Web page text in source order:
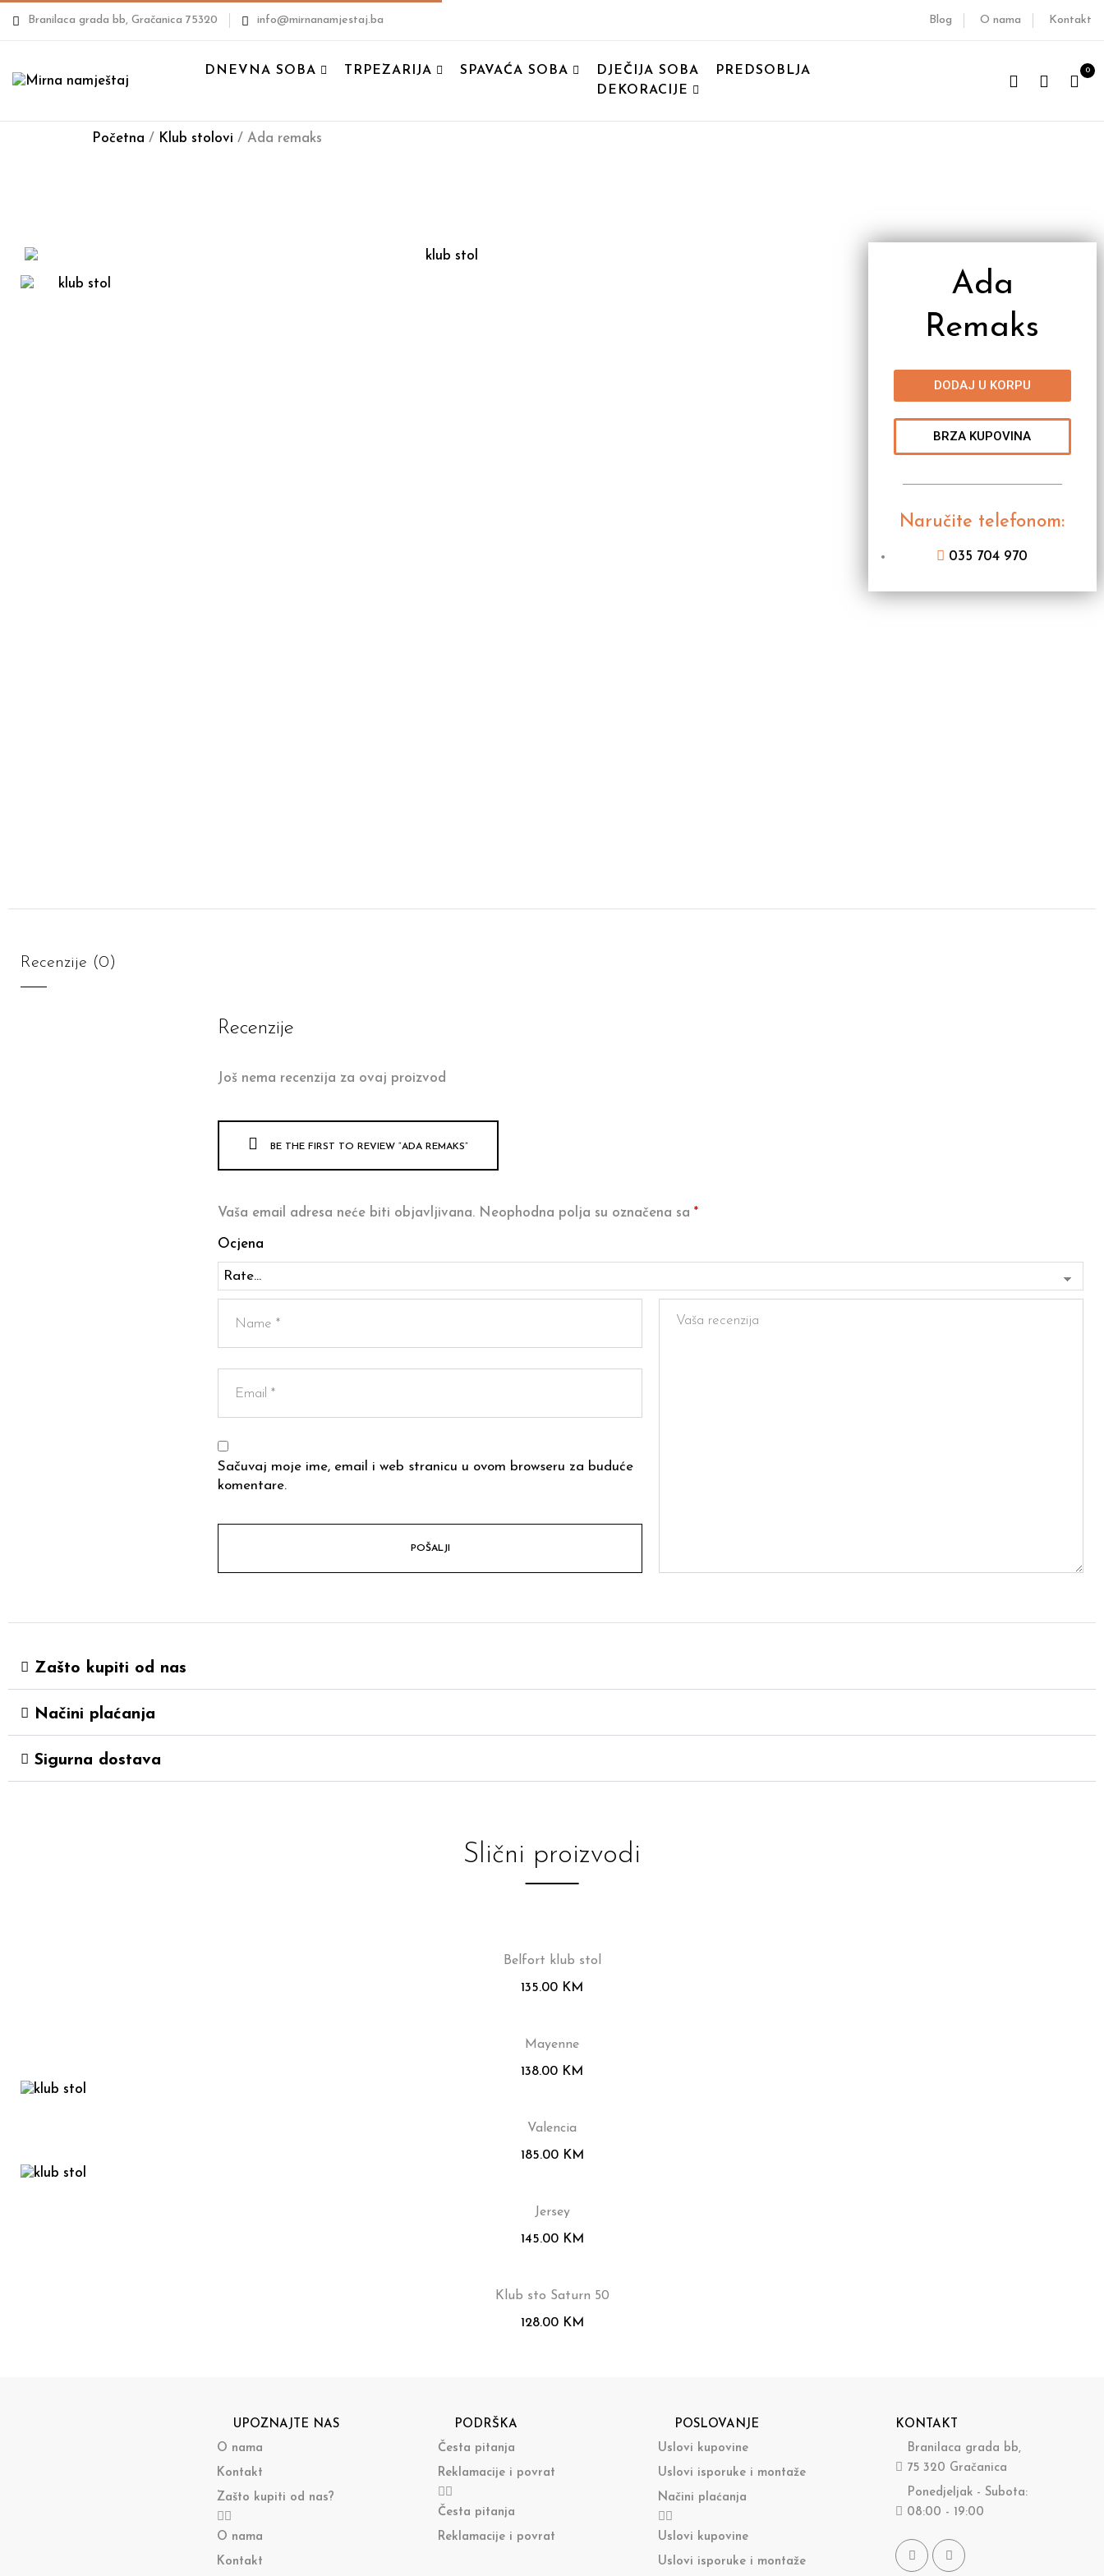
Branilaca grada bb, Gračanica 75320 info@mirnanamjestaj.ba Blog O nama Kontakt
DNEVNA SOBA TRPEZARIJA SPAVAĆA SOBA DJEČIJA SOBA
PREDSOBLJA
DEKORACIJE
0
Početna / Klub stolovi / Ada remaks
Ada
Remaks
DODAJ U KORPU
BRZA KUPOVINA
Naručite telefonom:
035 704 970
Recenzije (0)
Recenzije
Još nema recenzija za ovaj proizvod
BE THE FIRST TO REVIEW “ADA REMAKS”
Vaša email adresa neće biti objavljivana. Neophodna polja su označena sa *
Ocjena
Sačuvaj moje ime, email i web stranicu u ovom browseru za buduće
komentare.
Zašto kupiti od nas
Načini plaćanja
Sigurna dostava
Slični proizvodi
Belfort klub stol
135.00 KM
Mayenne
138.00 KM
Valencia
185.00 KM
Jersey
145.00 KM
Klub sto Saturn 50
128.00 KM
UPOZNAJTE NAS
O nama
Kontakt
Zašto kupiti od nas?
O nama
Kontakt
PODRŠKA
Česta pitanja
Reklamacije i povrat
Česta pitanja
Reklamacije i povrat
POSLOVANJE
Uslovi kupovine
Uslovi isporuke i montaže
Načini plaćanja
Uslovi kupovine
Uslovi isporuke i montaže
KONTAKT
Branilaca grada bb,
75 320 Gračanica
Ponedjeljak - Subota:
08:00 - 19:00